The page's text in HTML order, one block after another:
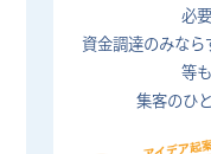
必
資金調達のみなら
等
集客のひ